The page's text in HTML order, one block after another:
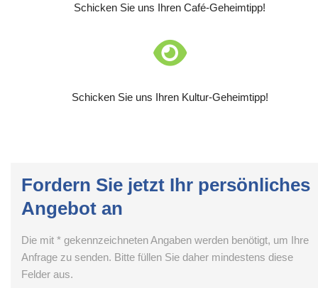
Schicken Sie uns Ihren Café-Geheimtipp!
Schicken Sie uns Ihren Kultur-Geheimtipp!
Fordern Sie jetzt Ihr persönliches
Angebot an
Die mit * gekennzeichneten Angaben werden benötigt, um Ihre
Anfrage zu senden. Bitte füllen Sie daher mindestens diese
Felder aus.